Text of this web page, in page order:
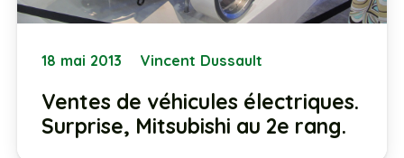
18 mai 2013 Vincent Dussault
Ventes de véhicules électriques.
Surprise, Mitsubishi au 2e rang.